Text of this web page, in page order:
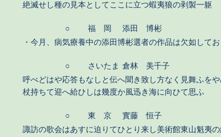
絶滅せし種の見本としてここに立つ蝦夷狼の剥製一躯
○ 福 岡
添田 博彬
・今月、病気療養中の添田博彬選者の作品は欠如して
○ さいたま 倉林 美千子
呼べどはや応答もなしと伝へ聞き致し方なく見舞ふを
杖持ちて迎へ給ひしは幾度か風迅き海に向ひて思ふ
○ 東 京
實藤 恒子
諏訪の歌会はあすに迫りてひとり来し美術館東山魁夷